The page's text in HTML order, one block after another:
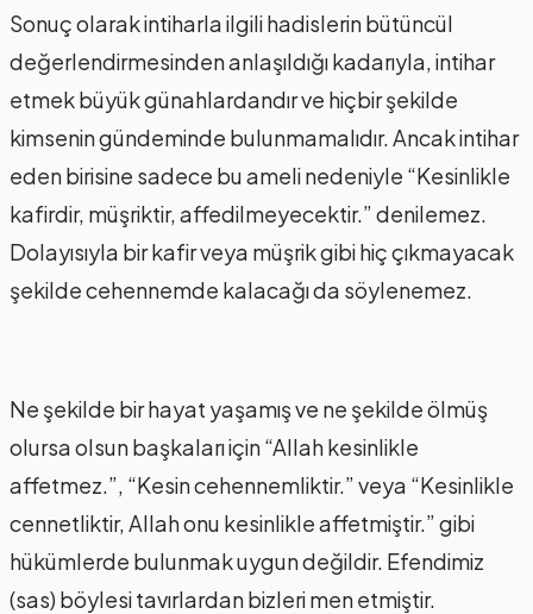
Sonuç olarak intiharla ilgili hadislerin bütüncül
değerlendirmesinden anlaşıldığı kadarıyla, intihar
etmek büyük günahlardandır ve hiçbir şekilde
kimsenin gündeminde bulunmamalıdır. Ancak intihar
eden birisine sadece bu ameli nedeniyle “Kesinlikle
kafirdir, müşriktir, affedilmeyecektir.” denilemez.
Dolayısıyla bir kafir veya müşrik gibi hiç çıkmayacak
şekilde cehennemde kalacağı da söylenemez.
Ne şekilde bir hayat yaşamış ve ne şekilde ölmüş
olursa olsun başkaları için “Allah kesinlikle
affetmez.”, “Kesin cehennemliktir.” veya “Kesinlikle
cennetliktir, Allah onu kesinlikle affetmiştir.” gibi
hükümlerde bulunmak uygun değildir. Efendimiz
(sas) böylesi tavırlardan bizleri men etmiştir.